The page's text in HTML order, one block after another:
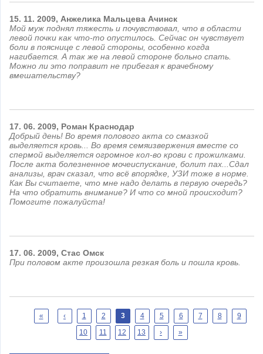
15. 11. 2009, Анжелика Мальцева Ачинск
Мой муж поднял тяжесть и почувствовал, что в области
левой почки как что-то опустилось. Сейчас он чувствует
боли в пояснице с левой стороны, особенно когда
нагибается. А так же на левой стороне больно спать.
Можно ли это поправит не прибегая к врачебному
вмешательству?
17. 06. 2009, Роман Краснодар
Добрый день! Во время полового акта со смазкой
выделяется кровь... Во время семяизвержения вместе со
спермой выделяется огромное кол-во крови с прожилками.
После акта болезненное мочеиспускание, болит пах...Сдал
анализы, врач сказал, что всё впорядке, УЗИ тоже в норме.
Как Вы считаете, что мне надо делать в первую очередь?
На что обратить внимание? И что со мной происходит?
Помогите пожалуйста!
17. 06. 2009, Cтас Омск
При половом акте произошла резкая боль и пошла кровь.
Страницы
« ‹ 1 2 3 4 5 6 7 8
9
10
11 12 13 › »